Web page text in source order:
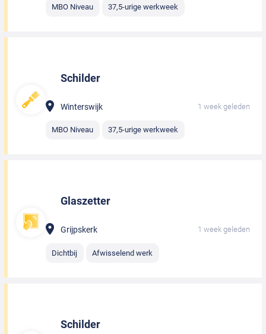
MBO Niveau 37,5-urige werkweek
Schilder
Winterswijk 1 week geleden
MBO Niveau 37,5-urige werkweek
Glaszetter
Grijpskerk 1 week geleden
Dichtbij Afwisselend werk
Schilder